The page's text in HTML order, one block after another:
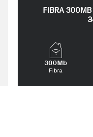
FIBRA
300Mb
Fibra